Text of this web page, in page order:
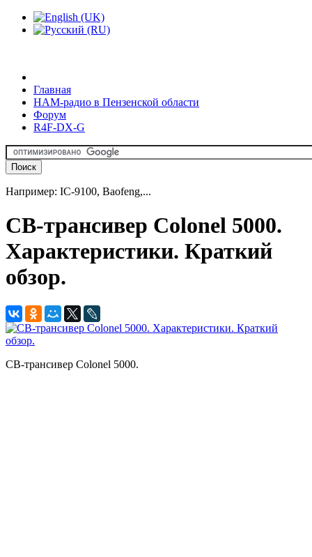
Главная
HAM-радио в Пензенской области
Форум
R4F-DX-G
Например: IC-9100, Baofeng,...
CB-трансивер Colonel 5000.
Характеристики. Краткий
обзор.
CB-трансивер Colonel 5000.